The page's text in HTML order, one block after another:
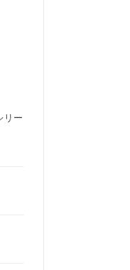
リー